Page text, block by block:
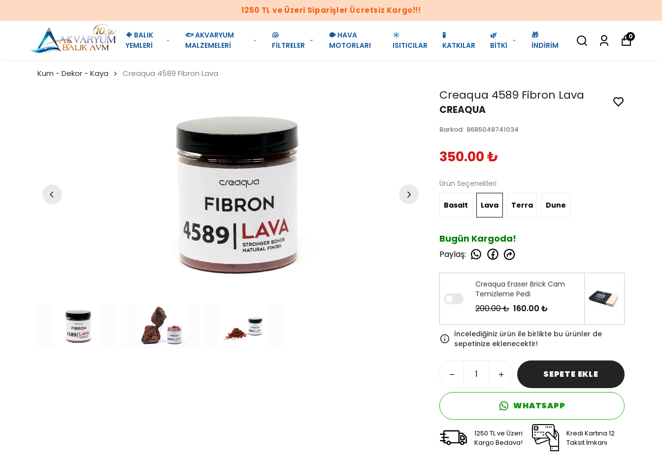
1250 TL ve Üzeri Siparişler Ücretsiz Kargo!!!
🐠 BALIK
YEMLERİ
🐟 AKVARYUM
MALZEMELERİ
🐚
FİLTRELER
🐡 HAVA
MOTORLARI
☀️
ISITICILAR
🧪
KATKILAR
🌿
BİTKİ
🎁
İNDİRİM
0
Kum - Dekor - Kaya Creaqua 4589 Fibron Lava
Creaqua 4589 Fibron Lava
CREAQUA
Barkod: 8685048741034
350.00 ₺
Ürün Seçenekleri
Basalt Lava Terra Dune
Bugün Kargoda!
Paylaş:
Creaqua Eraser Brick Cam
Temizleme Pedi
200.00 ₺ 160.00 ₺
İncelediğiniz ürün ile birlikte bu ürünler de
sepetinize eklenecektir!
SEPETE EKLE
WHATSAPP
1250 TL ve Üzeri
Kargo Bedava!
Kredi Kartına 12
Taksit İmkanı